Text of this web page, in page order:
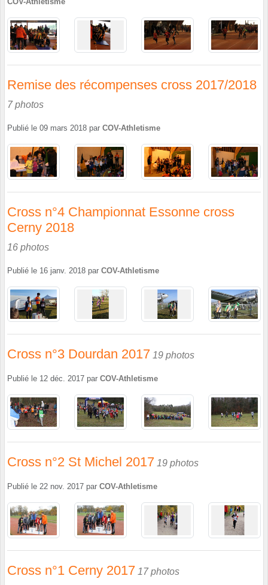
Remise des récompenses cross 2017/2018
7 photos
Publié le 09 mars 2018 par COV-Athletisme
Cross n°4 Championnat Essonne cross
Cerny 2018
16 photos
Publié le 16 janv. 2018 par COV-Athletisme
Cross n°3 Dourdan 2017 19 photos
Publié le 12 déc. 2017 par COV-Athletisme
Cross n°2 St Michel 2017 19 photos
Publié le 22 nov. 2017 par COV-Athletisme
Cross n°1 Cerny 2017 17 photos